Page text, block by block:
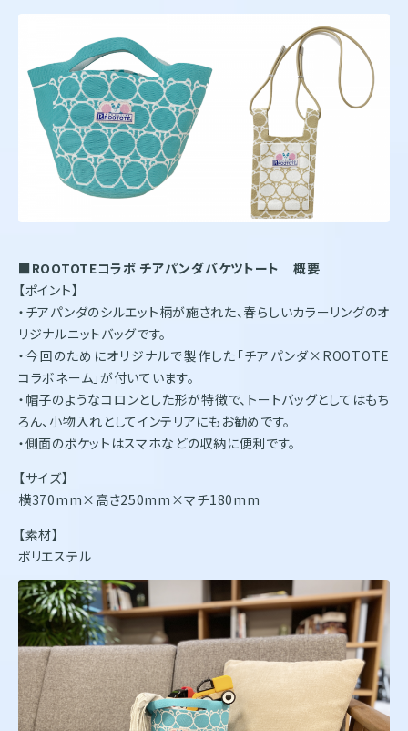
■ROOTOTEコラボ チアパンダバケツトート 概要
【ポイント】
・チアパンダのシルエット柄が施された、春らしいカラーリングのオ
リジナルニットバッグです。
・今回のためにオリジナルで製作した「チアパンダ×ROOTOTE
コラボネーム」が付いています。
・帽子のようなコロンとした形が特徴で、トートバッグとしてはもち
ろん、小物入れとしてインテリアにもお勧めです。
・側面のポケットはスマホなどの収納に便利です。
【サイズ】
横370mm×高さ250mm×マチ180mm
【素材】
ポリエステル